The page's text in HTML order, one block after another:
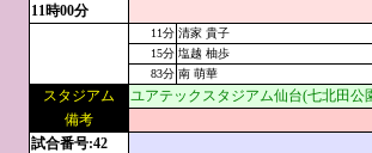
11時00分
11分 清家 貴子
15分 塩越 柚歩
83分 南 萌華
スタジアム
ユアテックスタジアム仙台(七北田公
備考
試合番号:42